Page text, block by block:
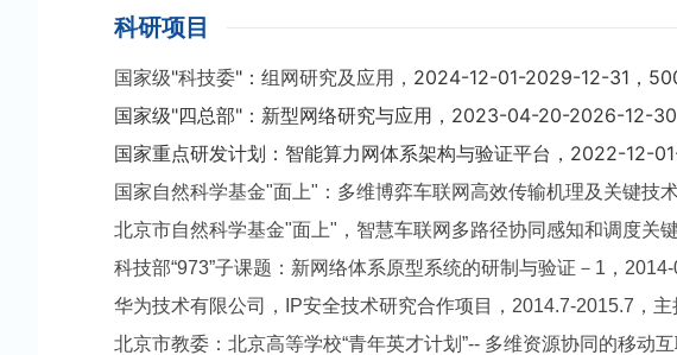
科研项目
国家级"科技委" ： 组网研究及应用， 2024-12-01-2029-12-31，
国家级"四总部"：新型网络研究与应用， 2023-04-20-2026-12-30
国家重点研发计划：智能算力网体系架构与验证平台， 2022-12-
国家自然科学基金"面上"： 多维博弈车联网高效传输机理及关键技术
北京市自然科学基金"面上"， 智慧车联网多路径协同感知和调度关
科技部“973”子课题：新网络体系原型系统的研制与验证－ 1 ，
华为技术有限公司，
IP安全技术研究合作项目，2014.7-2015.7，主
北京市教委：北京高等学校“青年英才计划”-- 多维资源协同的移动